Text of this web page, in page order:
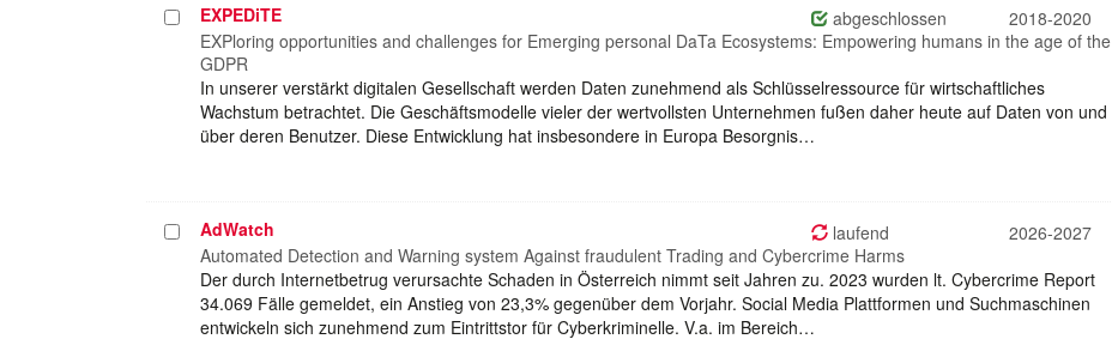
Projekt
auswählen
EXPEDiTE abgeschlossen
2018-2020
EXPloring opportunities and challenges for Emerging personal DaTa Ecosystems: Empowering humans in the age of the
GDPR
In unserer verstärkt digitalen Gesellschaft werden Daten zunehmend als Schlüsselressource für wirtschaftliches
Wachstum betrachtet. Die Geschäftsmodelle vieler der wertvollsten Unternehmen fußen daher heute auf Daten von und
über deren Benutzer. Diese Entwicklung hat insbesondere in Europa Besorgnis…
Projekt
auswählen
AdWatch laufend
2026-2027
Automated Detection and Warning system Against fraudulent Trading and Cybercrime Harms
Der durch Internetbetrug verursachte Schaden in Österreich nimmt seit Jahren zu. 2023 wurden lt. Cybercrime Report
34.069 Fälle gemeldet, ein Anstieg von 23,3% gegenüber dem Vorjahr. Social Media Plattformen und Suchmaschinen
entwickeln sich zunehmend zum Eintrittstor für Cyberkriminelle. V.a. im Bereich…